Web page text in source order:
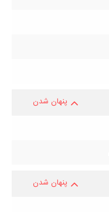
پنهان شدن
پنهان شدن